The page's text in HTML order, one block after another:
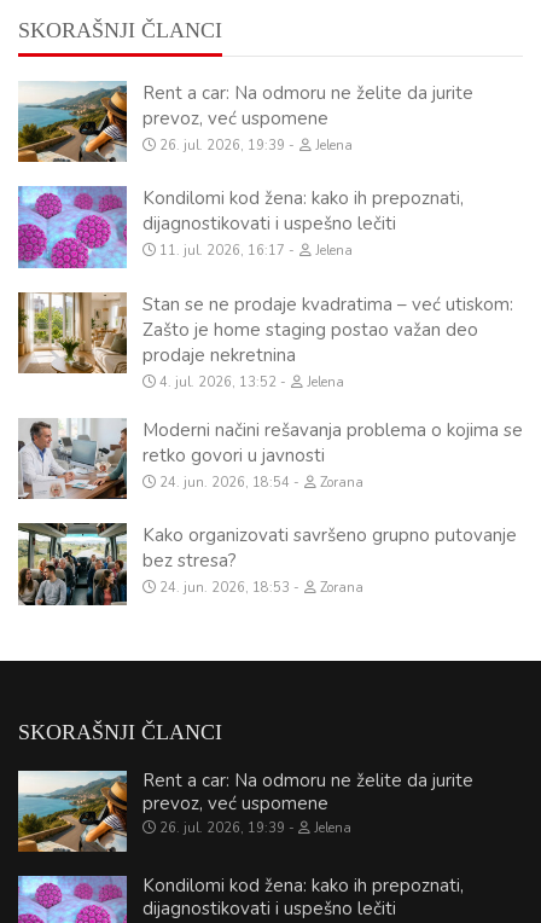
SKORAŠNJI ČLANCI
Rent a car: Na odmoru ne želite da jurite
prevoz, već uspomene
26. jul. 2026, 19:39 Jelena
Kondilomi kod žena: kako ih prepoznati,
dijagnostikovati i uspešno lečiti
11. jul. 2026, 16:17 Jelena
Stan se ne prodaje kvadratima – već utiskom:
Zašto je home staging postao važan deo
prodaje nekretnina
4. jul. 2026, 13:52 Jelena
Moderni načini rešavanja problema o kojima se
retko govori u javnosti
24. jun. 2026, 18:54 Zorana
Kako organizovati savršeno grupno putovanje
bez stresa?
24. jun. 2026, 18:53 Zorana
SKORAŠNJI ČLANCI
Rent a car: Na odmoru ne želite da jurite
prevoz, već uspomene
26. jul. 2026, 19:39 Jelena
Kondilomi kod žena: kako ih prepoznati,
dijagnostikovati i uspešno lečiti